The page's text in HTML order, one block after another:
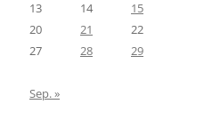
13 14
15
20 21
22
27 28
29
Sep. »